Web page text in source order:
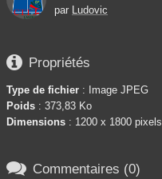
par
Ludovic
 Propriétés
Type de fichier : Image JPEG
Poids : 373,83 Ko
Dimensions : 1200 x 1800 pixels
 Commentaires (0)